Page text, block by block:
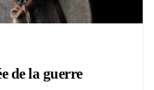
de la guerre